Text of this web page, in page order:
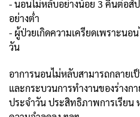
- นอนไม่หลับอย่างน้อย 3 คืนต่อสั
อย่างต่ำ
- ผู้ป่วยเกิดความเครียดเพราะน
วัน
อาการนอนไม่หลับสามารถกลายเ
และกระบวนการทำงานของร่างก
ประจำวัน ประสิทธิภาพการเรียน